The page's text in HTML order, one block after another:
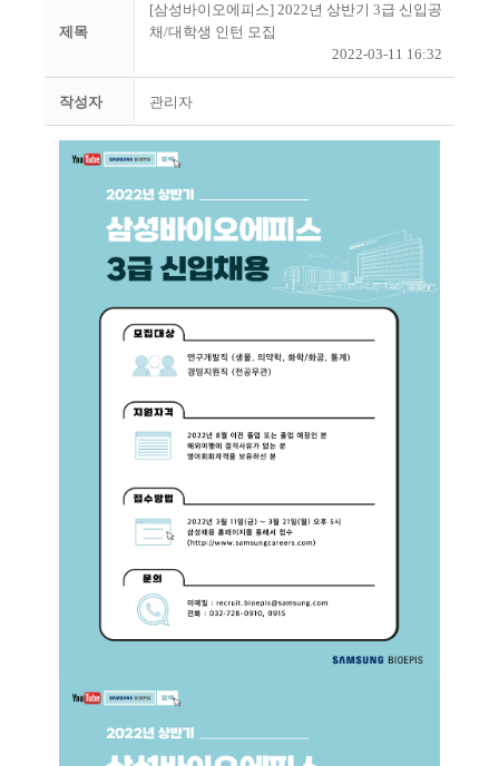
제목
[삼성바이오에피스] 2022년 상반기 3급 신입공
채/대학생 인턴 모집
2022-03-11 16:32
작성자 관리자